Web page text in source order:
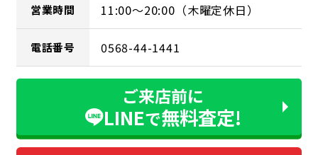
営業時間 11:00～20:00（木曜定休日）
電話番号 0568-44-1441
ご来店前に
LINEで無料査定!